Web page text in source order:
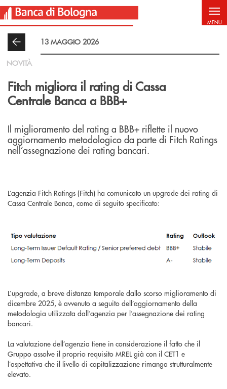
Salta al contenuto principale
MENU
13 MAGGIO 2026
NOVITÀ
Fitch migliora il rating di Cassa
Centrale Banca a BBB+
Il miglioramento del rating a BBB+ riflette il nuovo
aggiornamento metodologico da parte di Fitch Ratings
nell’assegnazione dei rating bancari.
L’agenzia Fitch Ratings (Fitch) ha comunicato un upgrade dei rating di
Cassa Centrale Banca, come di seguito specificato:
L’upgrade, a breve distanza temporale dallo scorso miglioramento di
dicembre 2025, è avvenuto a seguito dell’aggiornamento della
metodologia utilizzata dall’agenzia per l’assegnazione dei rating
bancari.
La valutazione dell’agenzia tiene in considerazione il fatto che il
Gruppo assolve il proprio requisito MREL già con il CET1 e
l’aspettativa che il livello di capitalizzazione rimanga strutturalmente
elevato.